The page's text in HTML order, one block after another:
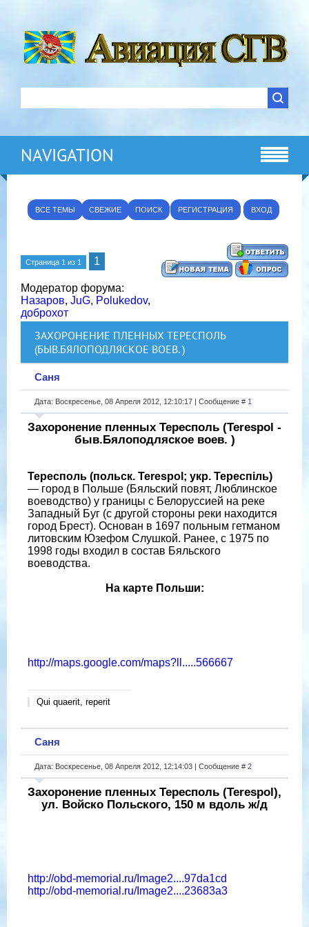
NAVIGATION
ВСЕ ТЕМЫ СВЕЖИЕ ПОИСК РЕГИСТРАЦИЯ ВХОД
Страница 1 из 1 1
Модератор форума:
Назаров, JuG, Polukedov,
доброхот
ЗАХОРОНЕНИЕ ПЛЕННЫХ ТЕРЕСПОЛЬ
(БЫВ.БЯЛОПОДЛЯСКОЕ ВОЕВ. )
Саня
Дата: Воскресенье, 08 Апреля 2012, 12:10:17 | Сообщение # 1
Захоронение пленных Тересполь (Terespol -
быв.Бялоподляское воев. )
Тересполь (польск. Terespol; укр. Тереспіль)
— город в Польше (Бяльский повят, Люблинское
воеводство) у границы с Белоруссией на реке
Западный Буг (с другой стороны реки находится
город Брест). Основан в 1697 польным гетманом
литовским Юзефом Слушкой. Ранее, с 1975 по
1998 годы входил в состав Бяльского
воеводства.
На карте Польши:
http://maps.google.com/maps?ll.....566667
Qui quaerit, reperit
Саня
Дата: Воскресенье, 08 Апреля 2012, 12:14:03 | Сообщение # 2
Захоронение пленных Тересполь (Terespol),
ул. Войско Польского, 150 м вдоль ж/д
http://obd-memorial.ru/Image2....97da1cd
http://obd-memorial.ru/Image2....23683a3